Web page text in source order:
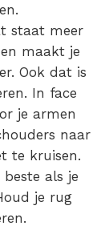
staat meer
maakt je
Ook dat is
In face
je armen
naar
te kruisen.
als je
je rug